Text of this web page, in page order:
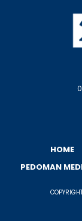
HOME
PEDOMAN